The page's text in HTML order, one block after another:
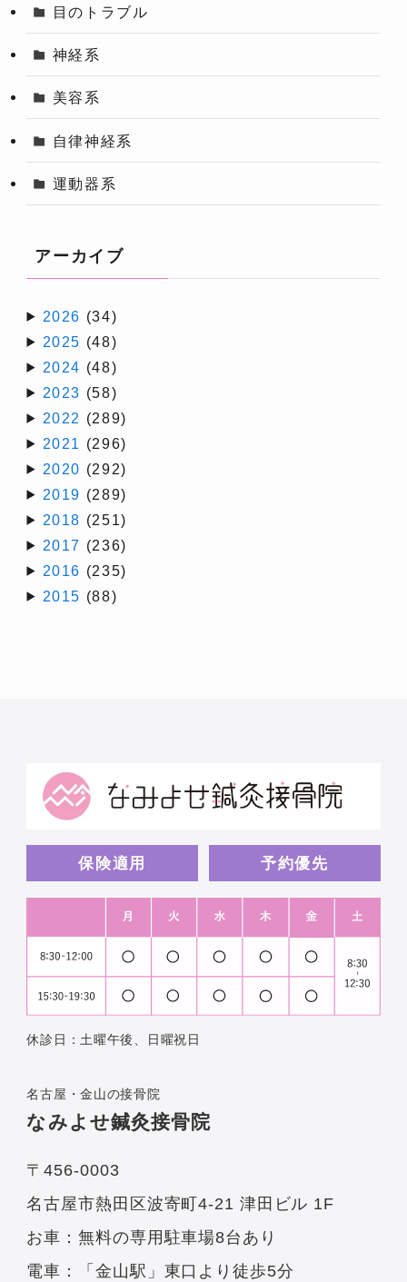
目のトラブル
神経系
美容系
自律神経系
運動器系
アーカイブ
2026 (34)
2025 (48)
2024 (48)
2023 (58)
2022 (289)
2021 (296)
2020 (292)
2019 (289)
2018 (251)
2017 (236)
2016 (235)
2015 (88)
保険適用 予約優先
休診日：土曜午後、日曜祝日
名古屋・金山の接骨院
なみよせ鍼灸接骨院
〒456-0003
名古屋市熱田区波寄町4-21 津田ビル 1F
お車：無料の専用駐車場8台あり
電車：「金山駅」東口より徒歩5分